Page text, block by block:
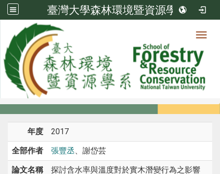
臺灣大學森林環境暨資源學系
系所成員
系所成員
年度 2017
全部作者 張豐丞、謝岱芸
論文名稱 探討含水率與溫度對於實木潛變行為之影響